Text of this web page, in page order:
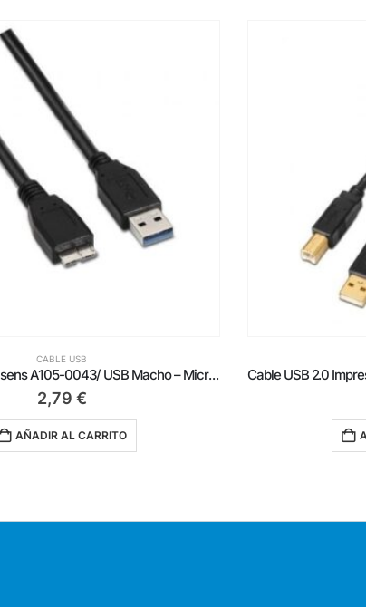
CABLE USB
Cable USB 3.0 Aisens A105-0043/ USB Macho – MicroUSB Macho/ Hasta 9W/ 625Mbps/ 1m/ Negro
2,79 €
AÑADIR AL CARRITO